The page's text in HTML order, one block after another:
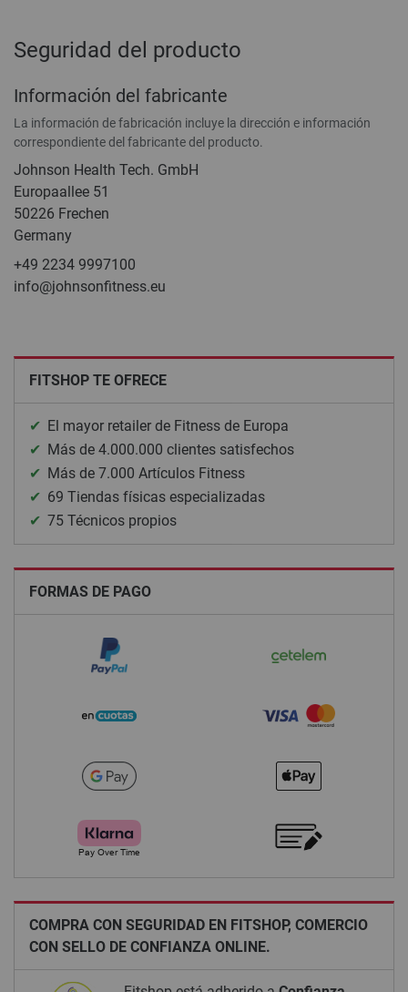
Seguridad del producto
Información del fabricante
La información de fabricación incluye la dirección e información
correspondiente del fabricante del producto.
Johnson Health Tech. GmbH
Europaallee 51
50226 Frechen
Germany
+49 2234 9997100
info@johnsonfitness.eu
FITSHOP TE OFRECE
El mayor retailer de Fitness de Europa
Más de 4.000.000 clientes satisfechos
Más de 7.000 Artículos Fitness
69 Tiendas físicas especializadas
75 Técnicos propios
FORMAS DE PAGO
COMPRA CON SEGURIDAD EN FITSHOP, COMERCIO
CON SELLO DE CONFIANZA ONLINE.